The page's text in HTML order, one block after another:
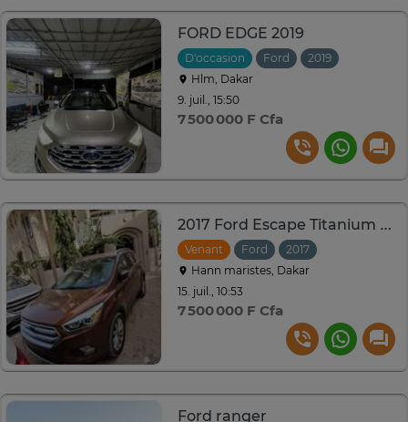
FORD EDGE 2019
D'occasion Ford 2019
Hlm, Dakar
9. juil., 15:50
7 500 000 F Cfa
2017 Ford Escape Titanium 4WD Ecoboost
Venant Ford 2017
Hann maristes, Dakar
15. juil., 10:53
7 500 000 F Cfa
Ford ranger